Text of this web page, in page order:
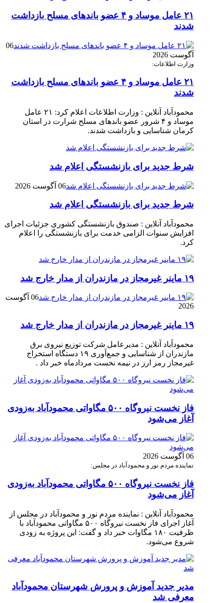
۲۱ عامل موساد و ۴ عضو باند‌های مسلح بازداشت
شدند
06
آگوست 2026
وزارت اطلاعات:
۲۱ عامل موساد و ۴ عضو باند‌های مسلح بازداشت
شدند
محمودآباد آنلاین : وزارت اطلاعات اعلام کرد: ۲۱ عامل
موساد و ۴ شرور عضو باند‌های مسلح شرارت در استان
کرمان شناسایی و بازداشت شدند.
شرط جدید برای بازنشستگی اعلام شد
06 آگوست 2026
شرط جدید برای بازنشستگی اعلام شد
محمودآباد آنلاین : صندوق بازنشستگی کشوری جزئیات اجرای
افزایش سنوات الزامی خدمت برای بازنشستگی را اعلام
کرد.
۱۹ ماینر غیرمجاز در مازندران از مدار خارج شد
06 آگوست
2026
۱۹ ماینر غیرمجاز در مازندران از مدار خارج شد
محمودآباد آنلاین : مدیرعامل شرکت توزیع نیروی برق
مازندران از شناسایی و جمع‌آوری ۱۹ دستگاه استخراج
غیرمجاز رمز ارز در نیمه نخست مردادماه خبر داد .
فاز نخست نیروگاه ۵۰۰ مگاواتی محمودآباد به‌زودی
آغاز می‌شود
06 آگوست 2026
نماینده مردم نور و محمودآباد در مجلس:
فاز نخست نیروگاه ۵۰۰ مگاواتی محمودآباد به‌زودی
آغاز می‌شود
محمودآباد آنلاین : نماینده مردم نور و محمودآباد در مجلس از
آغاز اجرای فاز نخست نیروگاه ۵۰۰ مگاواتی محمودآباد با
ظرفیت ۱۸۰ مگاوات خبر داد و گفت: این پروژه به زودی
شروع می‌شود.
مدیر جدید آموزش و پرورش شهرستان محمودآباد
معرفی شد